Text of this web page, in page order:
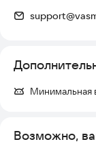
включая
противоправное
Идеальное
оборудованием.
Минимальная
Возможно,